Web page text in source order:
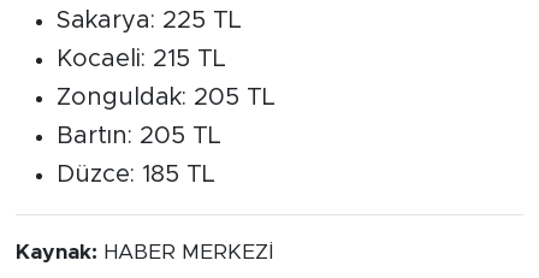
Sakarya: 225 TL
Kocaeli: 215 TL
Zonguldak: 205 TL
Bartın: 205 TL
Düzce: 185 TL
Kaynak: HABER MERKEZİ